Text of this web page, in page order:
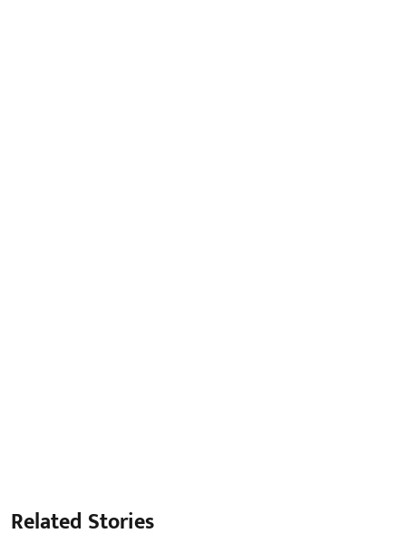
Related Stories